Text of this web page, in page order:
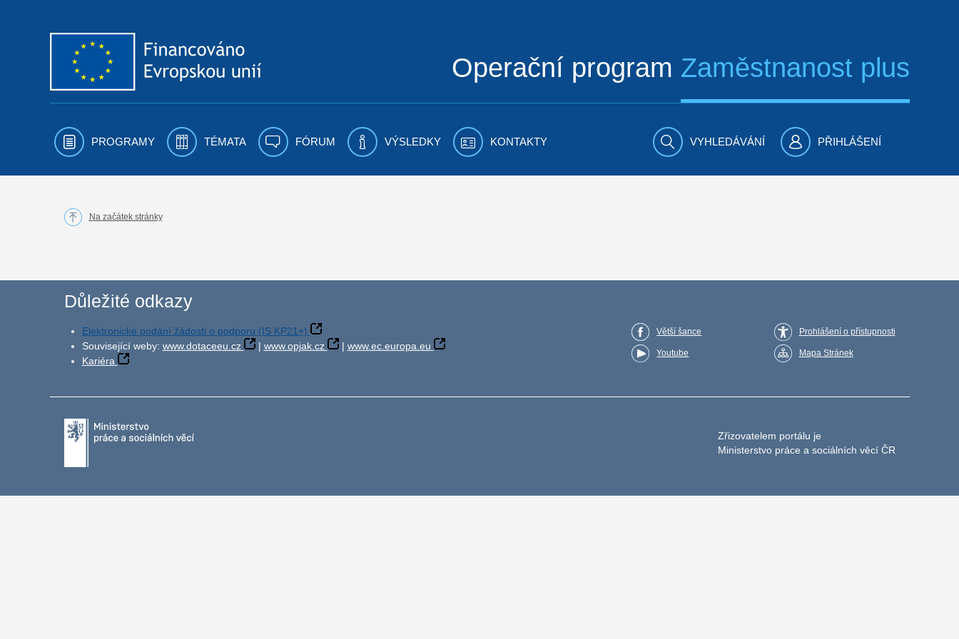
Operační program Zaměstnanost plus
PROGRAMY TÉMATA FÓRUM VÝSLEDKY KONTAKTY VYHLEDÁVÁNÍ PŘIHLÁŠENÍ
Na začátek stránky
Důležité odkazy
Elektronické podání žádosti o podporu (IS KP21+)
Související weby: www.dotaceeu.cz | www.opjak.cz | www.ec.europa.eu
Kariéra
Větší šance
Youtube
Prohlášení o přístupnosti
Mapa Stránek
Zřizovatelem portálu je
Ministerstvo práce a sociálních věcí ČR